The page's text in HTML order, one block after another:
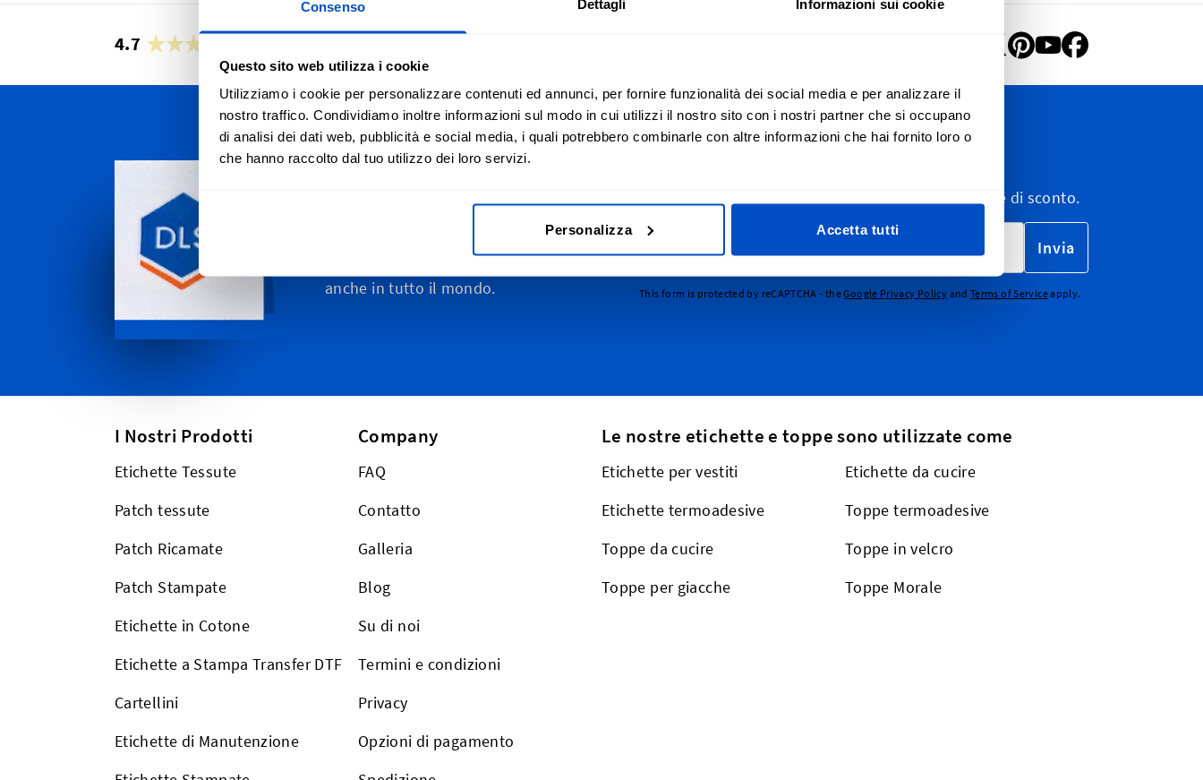
Consenso Dettagli Informazioni sui cookie
Questo sito web utilizza i cookie
Utilizziamo i cookie per personalizzare contenuti ed annunci, per fornire funzionalità dei social media e per analizzare il
nostro traffico. Condividiamo inoltre informazioni sul modo in cui utilizzi il nostro sito con i nostri partner che si occupano
di analisi dei dati web, pubblicità e social media, i quali potrebbero combinarle con altre informazioni che hai fornito loro o
che hanno raccolto dal tuo utilizzo dei loro servizi.
Personalizza Accetta tutti
4.7
Personalizza le tue creazioni
passando dalle Alpi fino a Zurigo e St.
anche in tutto il mondo.
Iscriviti alla nostra newsletter, e-mail di marketing e di sconto.
Indirizzo email
Invia
This form is protected by reCAPTCHA - theGoogle Privacy Policy and Terms of Serviceapply.
I Nostri Prodotti
Etichette Tessute
Patch tessute
Patch Ricamate
Patch Stampate
Etichette in Cotone
Etichette a Stampa Transfer DTF
Cartellini
Etichette di Manutenzione
Company
FAQ
Contatto
Galleria
Blog
Su di noi
Termini e condizioni
Privacy
Opzioni di pagamento
Le nostre etichette e toppe sono utilizzate come
Etichette per vestiti
Etichette da cucire
Etichette termoadesive
Toppe termoadesive
Toppe da cucire
Toppe in velcro
Toppe per giacche
Toppe Morale